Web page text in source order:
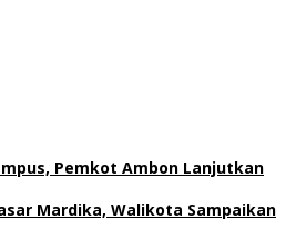
Pemkot Ambon Lanjutkan
Mardika, Walikota Sampaikan